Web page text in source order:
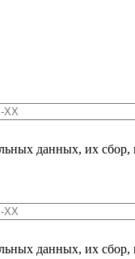
данных, их сбор,
данных, их сбор,